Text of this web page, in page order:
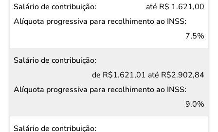
Salário de
contribuição
para
ao INSS
até R$ 1.621,00
7,5%
de R$1.621,01 até R$2.902,84
9,0%